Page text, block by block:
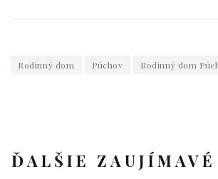
Rodinný dom Púchov Rodinný dom
ĎALŠIE ZAUJÍMAVÉ